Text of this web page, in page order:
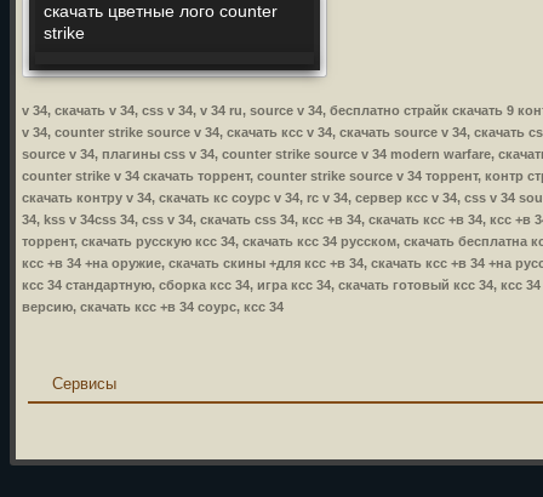
скачать цветные лого counter
strike
v 34, скачать v 34, css v 34, v 34 ru, source v 34, бесплатно страйк скачать 9
v 34, counter strike source v 34, скачать ксс v 34, скачать source v 34,
source v 34, плагины css v 34, counter strike source v 34 modern warfare,
counter strike v 34 скачать торрент, counter strike source v 34 торрент, контр
скачать контру v 34, скачать кс соурс v 34, rc v 34, сервер ксс v 34, css v 34
34, kss v 34css 34, css v 34, скачать css 34, ксс +в 34, скачать ксс +в 34, ксс
торрент, скачать русскую ксс 34, скачать ксс 34 русском, скачать бесплатна
ксс +в 34 +на оружие, скачать скины +для ксс +в 34, скачать ксс +в 34 +на
ксс 34 стандартную, сборка ксс 34, игра ксс 34, скачать готовый ксс 34, ксс
версию, скачать ксс +в 34 соурс, ксс 34
Сервисы